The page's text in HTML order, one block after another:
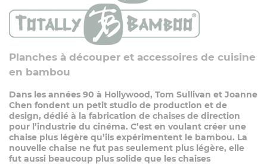
Planches à découper et accessoires de cuisine
en bambou
Dans les années 90 à Hollywood, Tom Sullivan et Joanne
Chen fondent un petit studio de production et de
design, dédié à la fabrication de chaises de direction
pour l’industrie du cinéma. C’est en voulant créer une
chaise plus légère qu’ils expérimentent le bambou. La
nouvelle chaise ne fut pas seulement plus légère, elle
fut aussi beaucoup plus solide que les chaises